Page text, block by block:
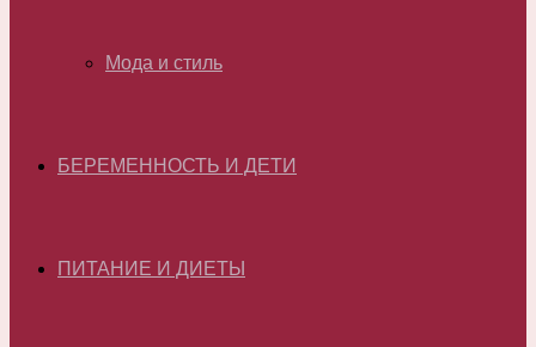
Мода и стиль
БЕРЕМЕННОСТЬ И ДЕТИ
ПИТАНИЕ И ДИЕТЫ